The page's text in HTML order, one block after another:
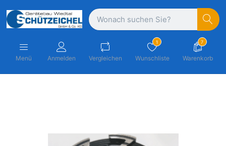
Menü Anmelden Vergleichen
1
Wunschliste
7
Warenkorb